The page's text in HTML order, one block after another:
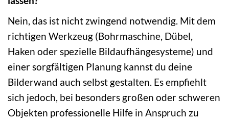
Nein, das ist nicht zwingend notwendig. Mit dem
richtigen Werkzeug (Bohrmaschine, Dübel,
Haken oder spezielle Bildaufhängesysteme) und
einer sorgfältigen Planung kannst du deine
Bilderwand auch selbst gestalten. Es empfiehlt
sich jedoch, bei besonders großen oder schweren
Objekten professionelle Hilfe in Anspruch zu